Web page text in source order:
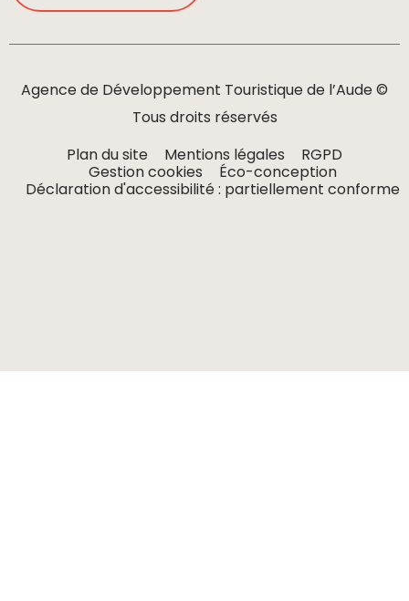
Agence de Développement Touristique de l’Aude ©
Tous droits réservés
Plan du site
Mentions légales
RGPD
Gestion cookies
Éco-conception
Déclaration d'accessibilité : partiellement conforme